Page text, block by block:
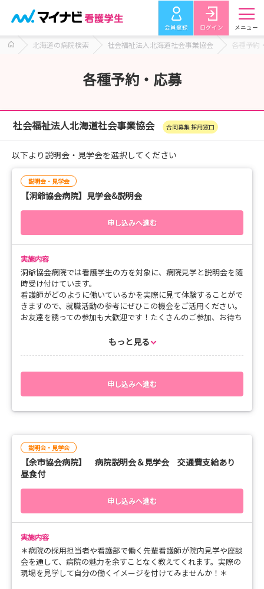
会員登録 ログイン メニュー
北海道の病院検索 社会福祉法人北海道社会事業協会 各種予約
各種予約・応募
社会福祉法人北海道社会事業協会 合同募集 採用窓口
以下より説明会・見学会を選択してください
説明会・見学会
【洞爺協会病院】見学会&説明会
申し込みへ進む
実施内容
洞爺協会病院では看護学生の方を対象に、病院見学と説明会を随
時受け付けています。
看護師がどのように働いているかを実際に見て体験することがで
きますので、就職活動の参考にぜひこの機会をご活用ください。
お友達を誘っての参加も大歓迎です！たくさんのご参加、お待ち
指定の日時以外でも、ご都合に合わせることができます。ぜひお
hospital.jp/nurse/internship.html
もっと見る
申し込みへ進む
説明会・見学会
【余市協会病院】 病院説明会＆見学会 交通費支給あり
昼食付
申し込みへ進む
実施内容
＊病院の採用担当者や看護部で働く先輩看護師が院内見学や座談
会を通して、病院の魅力を余すことなく教えてくれます。実際の
現場を見学して自分の働くイメージを付けてみませんか！＊